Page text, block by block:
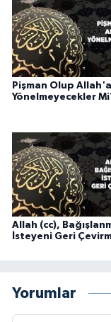
Pişman Olup
Yönelmeyecekler
Allah (cc),
İsteyeni Geri
Yorumlar
Karaman
Kars
Kastamonu
Kilis
Kırıkkale
Kırklareli